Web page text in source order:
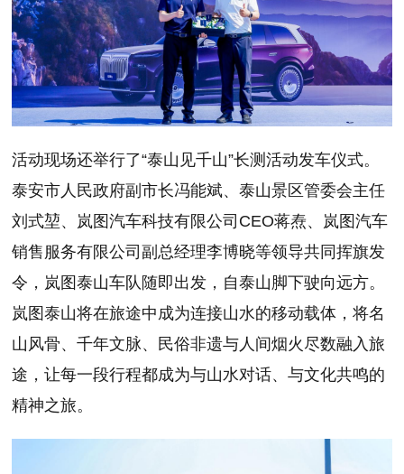
活动现场还举行了“泰山见千山”长测活动发车仪式。
泰安市人民政府副市长冯能斌、泰山景区管委会主任
刘式堃、岚图汽车科技有限公司CEO蒋焘、岚图汽车
销售服务有限公司副总经理李博晓等领导共同挥旗发
令，岚图泰山车队随即出发，自泰山脚下驶向远方。
岚图泰山将在旅途中成为连接山水的移动载体，将名
山风骨、千年文脉、民俗非遗与人间烟火尽数融入旅
途，让每一段行程都成为与山水对话、与文化共鸣的
精神之旅。